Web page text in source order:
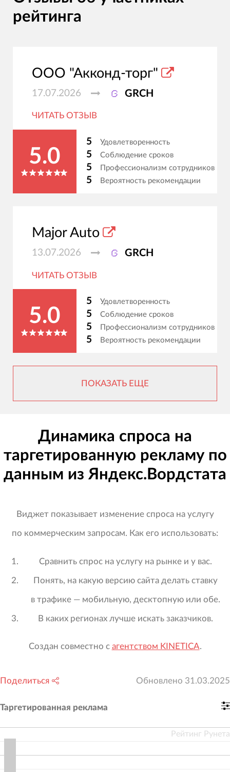
рейтинга
ООО "Акконд-торг"
17.07.2026 GRCH
ЧИТАТЬ ОТЗЫВ
5.0
5 Удовлетворенность
5 Соблюдение сроков
5 Профессионализм сотрудников
5 Вероятность рекомендации
Major Auto
13.07.2026 GRCH
ЧИТАТЬ ОТЗЫВ
5.0
5 Удовлетворенность
5 Соблюдение сроков
5 Профессионализм сотрудников
5 Вероятность рекомендации
ПОКАЗАТЬ ЕЩЕ
Динамика спроса на
таргетированную рекламу по
данным из Яндекс.Вордстата
Виджет показывает изменение спроса на услугу
по коммерческим запросам. Как его использовать:
Сравнить спрос на услугу на рынке и у вас.
Понять, на какую версию сайта делать ставку
в трафике — мобильную, десктопную или обе.
В каких регионах лучше искать заказчиков.
Создан совместно с агентством KINETICA.
Поделиться Обновлено 31.03.2025
Таргетированная реклама
Рейтинг Рунета